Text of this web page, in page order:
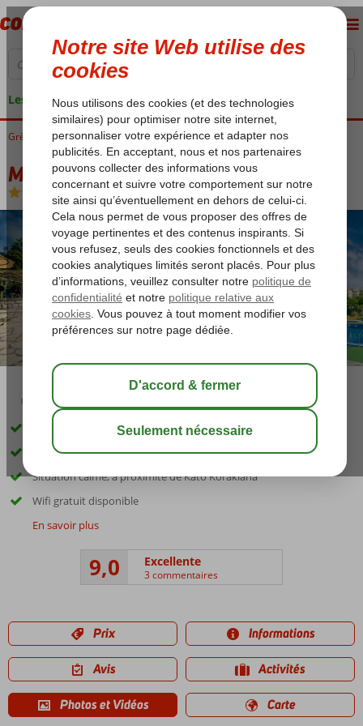
Les garanties de vacances
Grèce Corfu Kato Korakiana Margarita Appartements
Margarita Appartements
Logement-Appartement
02:50 sauver
Beau cadre verdoyant
Complexe convivial et de petite taille
Situation calme, à proximité de Kato Korakiana
Wifi gratuit disponible
En savoir plus
9,0 Excellente
3 commentaires
Prix Informations
Avis Activités
Photos et Vidéos Carte